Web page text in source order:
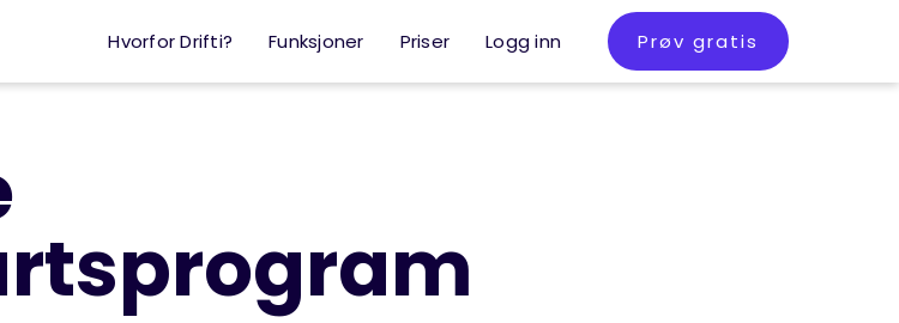
Hvorfor Drifti? Funksjoner Priser Logg inn Prøv gratis